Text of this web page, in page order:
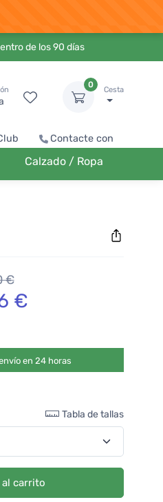
de los 90 días
0
Cesta
Contacte con
Calzado / Ropa
€
€
en 24 horas
Tabla de tallas
carrito